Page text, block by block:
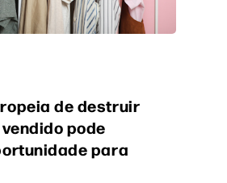
de destruir
pode
para